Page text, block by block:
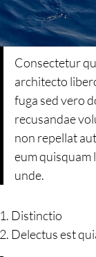
Consectetur
architecto
fuga sed vero
recusandae
non repellat
eum quisquam
unde.
Distinctio
Delectus est